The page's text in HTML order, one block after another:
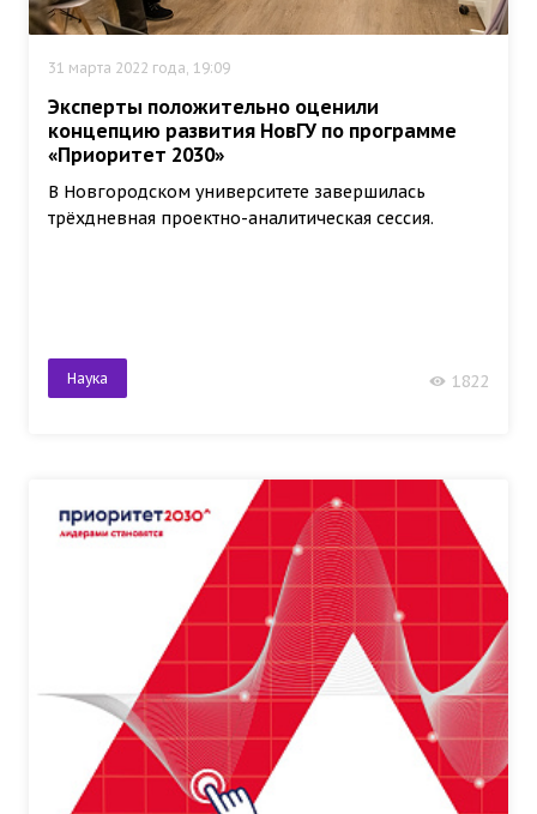
31 марта 2022 года, 19:09
Эксперты положительно оценили
концепцию развития НовГУ по программе
«Приоритет 2030»
В Новгородском университете завершилась
трёхдневная проектно-аналитическая сессия.
Наука 1822